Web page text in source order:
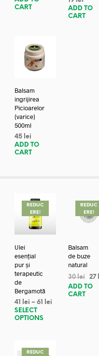
CART
ADD TO
CART
Balsam
ingrijirea
Picioarelor
(varice)
500ml
45 lei
ADD TO
CART
REDUC
ERE!
Ulei
esențial
pur și
terapeutic
de
Bergamotă
41 lei – 61
lei
SELECT
OPTIONS
REDUC
ERE!
Balsam
de buze
natural
30lei 27
ADD TO
CART
REDUC